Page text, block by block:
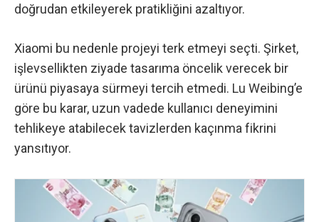
doğrudan etkileyerek pratikliğini azaltıyor.
Xiaomi bu nedenle projeyi terk etmeyi seçti. Şirket,
işlevsellikten ziyade tasarıma öncelik verecek bir
ürünü piyasaya sürmeyi tercih etmedi. Lu Weibing’e
göre bu karar, uzun vadede kullanıcı deneyimini
tehlikeye atabilecek tavizlerden kaçınma fikrini
yansıtıyor.